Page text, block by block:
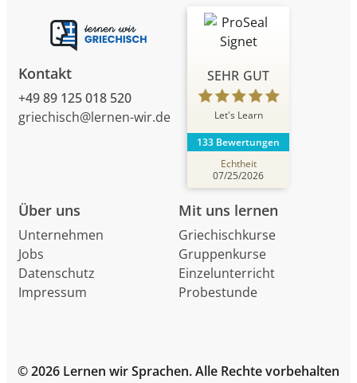
Kontakt
+49 89 125 018 520
griechisch@lernen-wir.de
Über uns
Unternehmen
Jobs
Datenschutz
Impressum
Mit uns lernen
Griechischkurse
Gruppenkurse
Einzelunterricht
Probestunde
SEHR GUT
Let's Learn
133 Bewertungen
Echtheit
07/25/2026
© 2026 Lernen wir Sprachen. Alle Rechte vorbehalten